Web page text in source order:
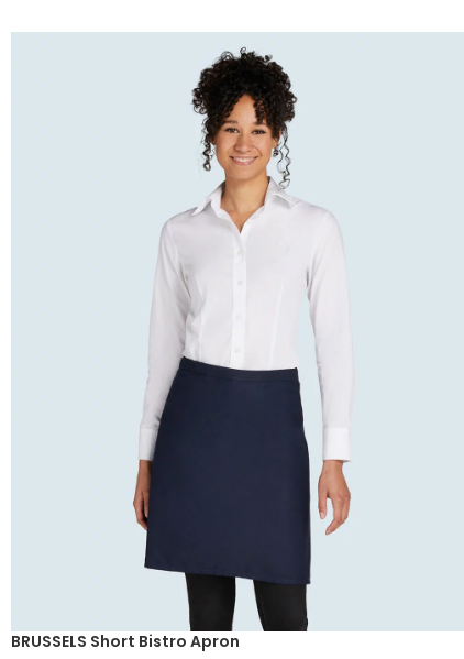
BRUSSELS Short Bistro Apron